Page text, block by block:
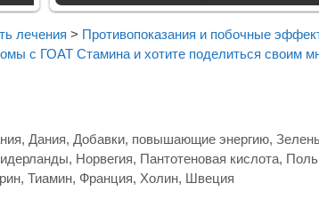
лечения > Противопоказания и побочные
с ГОАТ Стамина и хотите поделиться своим
, Дания, Добавки, повышающие энергию,
, Норвегия, Пантотеновая кислота,
, Тиамин, Франция, Холин, Швеция